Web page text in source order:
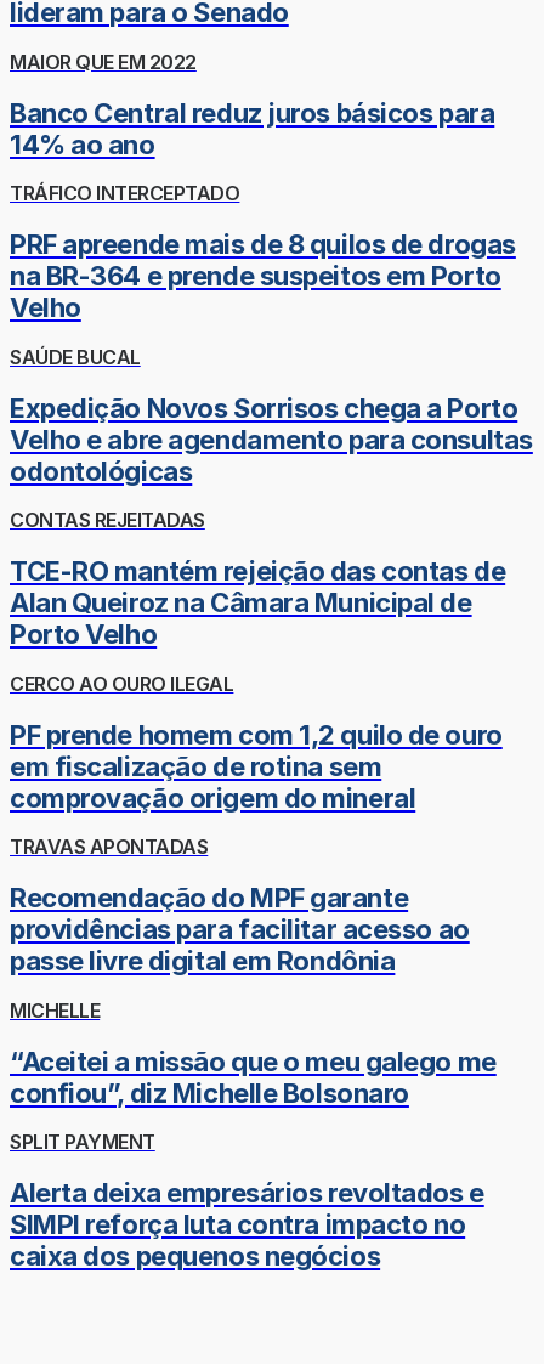
lideram para o Senado
MAIOR QUE EM 2022
Banco Central reduz juros básicos para
14% ao ano
TRÁFICO INTERCEPTADO
PRF apreende mais de 8 quilos de drogas
na BR-364 e prende suspeitos em Porto
Velho
SAÚDE BUCAL
Expedição Novos Sorrisos chega a Porto
Velho e abre agendamento para consultas
odontológicas
CONTAS REJEITADAS
TCE-RO mantém rejeição das contas de
Alan Queiroz na Câmara Municipal de
Porto Velho
CERCO AO OURO ILEGAL
PF prende homem com 1,2 quilo de ouro
em fiscalização de rotina sem
comprovação origem do mineral
TRAVAS APONTADAS
Recomendação do MPF garante
providências para facilitar acesso ao
passe livre digital em Rondônia
MICHELLE
“Aceitei a missão que o meu galego me
confiou”, diz Michelle Bolsonaro
SPLIT PAYMENT
Alerta deixa empresários revoltados e
SIMPI reforça luta contra impacto no
caixa dos pequenos negócios